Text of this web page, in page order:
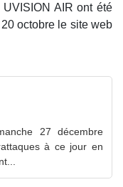
UVISION AIR ont été
octobre le site web
27 décembre
à ce jour en